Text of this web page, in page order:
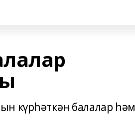
күрһәткән балалар һәм